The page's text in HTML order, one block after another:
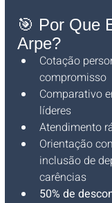
🎯 Por Que
Arpe?
Cotação
compromisso
Comparativo
líderes
Atendimento
Orientação
inclusão de
carências
50% de